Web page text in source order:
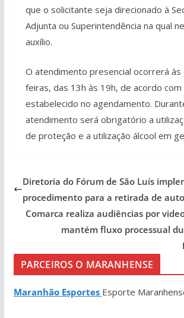
que o solicitante seja direcionado à
Adjunta ou Superintendência na qual
auxílio.
O atendimento presencial ocorrerá às
feiras, das 13h às 19h, de acordo
estabelecido no agendamento.
atendimento será obrigatório a
de proteção e a utilização álcool em
Diretoria do Fórum de São Luís
procedimento para a retirada de
Comarca realiza audiências por
mantém fluxo processual
PARCEIROS O MARANHENSE
Maranhão Esportes Esporte